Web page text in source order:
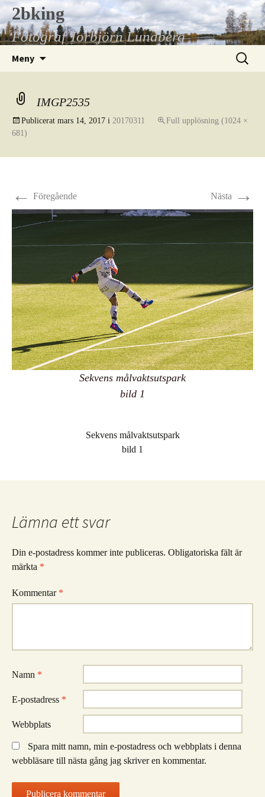
Hoppa
till
innehåll
2bking
Fotograf Torbjörn Lundberg
Meny
Sök
efter:
IMGP2535
Publicerat mars 14, 2017 i 20170311
Full upplösning (1024 ×
681)
← Föregående Nästa →
Sekvens målvaktsutspark
bild 1
Sekvens målvaktsutspark
bild 1
Lämna ett svar
Din e-postadress kommer inte publiceras. Obligatoriska fält är
märkta *
Kommentar *
Namn *
E-postadress *
Webbplats
Spara mitt namn, min e-postadress och webbplats i denna
webbläsare till nästa gång jag skriver en kommentar.